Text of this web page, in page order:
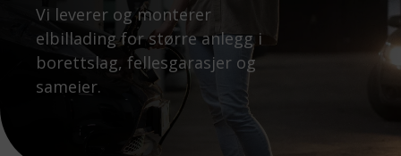
Vi leverer og monterer
elbillading for større anlegg i
borettslag, fellesgarasjer og
sameier.